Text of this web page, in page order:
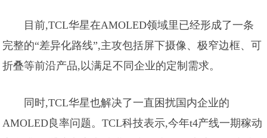
目前,TCL华星在AMOLED领域里已经形成了一条
完整的“差异化路线”,主攻包括屏下摄像、极窄边框、可
折叠等前沿产品,以满足不同企业的定制需求。
同时,TCL华星也解决了一直困扰国内企业的
AMOLED良率问题。TCL科技表示,今年t4产线一期稼动